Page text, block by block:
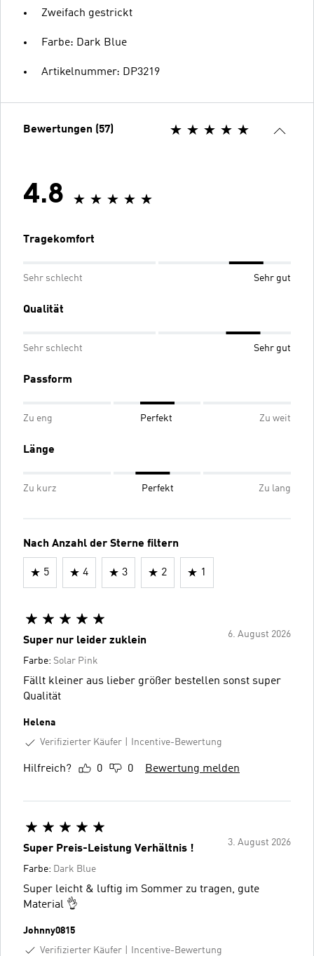
Zweifach gestrickt
Farbe: Dark Blue
Artikelnummer: DP3219
Bewertungen (57)
4.8
Tragekomfort
Sehr schlecht Sehr gut
Qualität
Sehr schlecht Sehr gut
Passform
Zu eng Perfekt Zu weit
Länge
Zu kurz Perfekt Zu lang
Nach Anzahl der Sterne filtern
5 4 3 2 1
6. August 2026
Super nur leider zuklein
Farbe: Solar Pink
Fällt kleiner aus lieber größer bestellen sonst super
Qualität
Helena
Verifizierter Käufer
Incentive-Bewertung
Hilfreich? 0 0 Bewertung melden
3. August 2026
Super Preis-Leistung Verhältnis !
Farbe: Dark Blue
Super leicht & luftig im Sommer zu tragen, gute
Material 👌
Johnny0815
Verifizierter Käufer
Incentive-Bewertung